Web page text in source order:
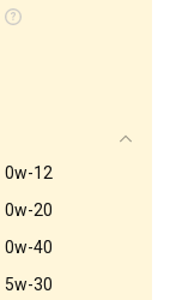
0w-12
0w-20
0w-40
5w-30